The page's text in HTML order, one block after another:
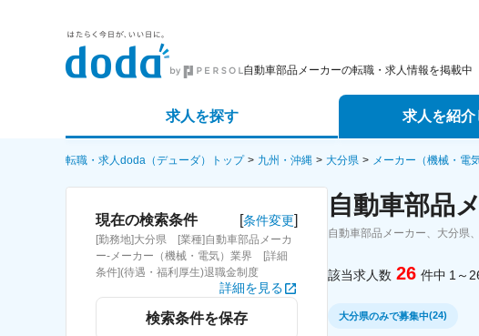
自動車部品メーカーの転職・求人情報を掲載中
求人を探す
詳細条件から探す
求人特集から探す
求人を紹介
エージェントサービ
スカウトサービス
転職・求人doda（デューダ）トップ 九州・沖縄 大分県 メーカー（機械・電
現在の検索条件 [条件変更]
[勤務地]大分県 [業種]自動車部品メーカ
ー-メーカー（機械・電気）業界 [詳細
条件](待遇・福利厚生)退職金制度
詳細を見る
検索条件を保存
自動車部品
自動車部品メーカー、大分県
該当求人数 26 件中 1～
大分県のみで募集中(24)